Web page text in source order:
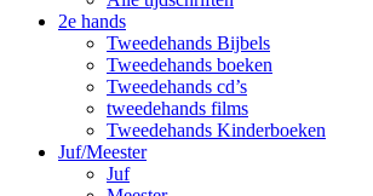
2e hands
Tweedehands Bijbels
Tweedehands boeken
Tweedehands cd’s
tweedehands films
Tweedehands Kinderboeken
Juf/Meester
Juf